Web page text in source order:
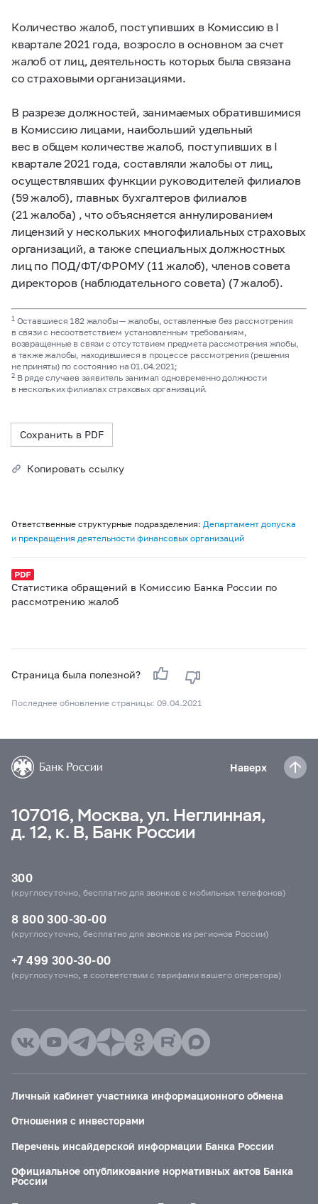
Количество жалоб, поступивших в Комиссию в I
квартале 2021 года, возросло в основном за счет
жалоб от лиц, деятельность которых была связана
со страховыми организациями.
В разрезе должностей, занимаемых обратившимися
в Комиссию лицами, наибольший удельный
вес в общем количестве жалоб, поступивших в I
квартале 2021 года, составляли жалобы от лиц,
осуществлявших функции руководителей филиалов
(59 жалоб), главных бухгалтеров филиалов
(21 жалоба) , что объясняется аннулированием
лицензий у нескольких многофилиальных страховых
организаций, а также специальных должностных
лиц по ПОД/ФТ/ФРОМУ (11 жалоб), членов совета
директоров (наблюдательного совета) (7 жалоб).
1Оставшиеся 182 жалобы — жалобы, оставленные без рассмотрения
в связи с несоответствием установленным требованиям,
возвращенные в связи с отсутствием предмета рассмотрения жлобы,
а также жалобы, находившиеся в процессе рассмотрения (решения
не приняты) по состоянию на 01.04.2021;
2В ряде случаев заявитель занимал одновременно должности
в нескольких филиалах страховых организаций.
Сохранить в PDF
Копировать ссылку
Ответственные структурные подразделения: Департамент допуска
и прекращения деятельности финансовых организаций
Статистика обращений в Комиссию Банка России по
рассмотрению жалоб
Страница была полезной?
Последнее обновление страницы: 09.04.2021
Наверх
107016, Москва, ул. Неглинная,
д. 12, к. В, Банк России
300
(круглосуточно, бесплатно для звонков с мобильных телефонов)
8 800 300-30-00
(круглосуточно, бесплатно для звонков из регионов России)
+7 499 300-30-00
(круглосуточно, в соответствии с тарифами вашего оператора)
Личный кабинет участника информационного обмена
Отношения с инвесторами
Перечень инсайдерской информации Банка России
Официальное опубликование нормативных актов Банка
России